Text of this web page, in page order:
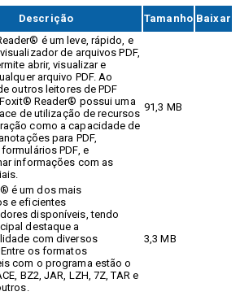
Descrição Tamanho Baixar
é um leve, rápido, e
de arquivos PDF,
abrir, visualizar e
arquivo PDF. Ao
outros leitores de PDF
Reader® possui uma
de utilização de recursos
como a capacidade de
para PDF,
PDF, e
informações com as
91,3 MB
é um dos mais
e eficientes
disponíveis, tendo
destaque a
com diversos
os formatos
com o programa estão o
BZ2, JAR, LZH, 7Z, TAR e
3,3 MB